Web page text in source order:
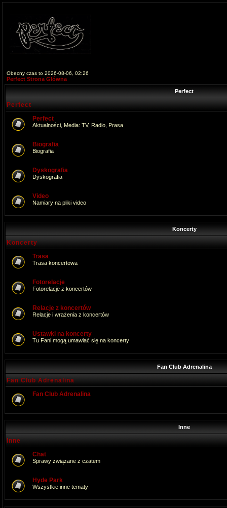
Obecny czas to 2026-08-06, 02:26
Perfect Strona Główna
Perfect
Perfect
Perfect
Aktualności, Media: TV, Radio, Prasa
Biografia
Biografia
Dyskografia
Dyskografia
Video
Namiary na pliki video
Koncerty
Koncerty
Trasa
Trasa koncertowa
Fotorelacje
Fotorelacje z koncertów
Relacje z koncertów
Relacje i wrażenia z koncertów
Ustawki na koncerty
Tu Fani mogą umawiać się na koncerty
Fan Club Adrenalina
Fan Club Adrenalina
Fan Club Adrenalina
Inne
Inne
Chat
Sprawy związane z czatem
Hyde Park
Wszystkie inne tematy